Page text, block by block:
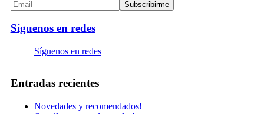
Síguenos en redes
Síguenos en redes
Entradas recientes
Novedades y recomendados!